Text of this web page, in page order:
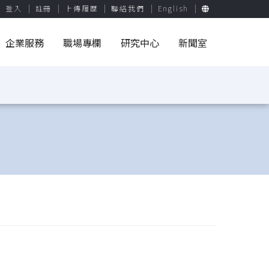
登入 註冊 上傳履歷 聯絡我們 English
企業服務 職場專欄 研究中心 新聞室